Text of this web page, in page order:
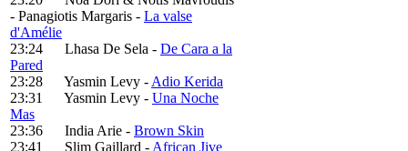
- Panagiotis Margaris - La valse
d'Amélie
23:24 Lhasa De Sela - De Cara a la
Pared
23:28 Yasmin Levy - Adio Kerida
23:31 Yasmin Levy - Una Noche
Mas
23:36 India Arie - Brown Skin
23:41 Slim Gaillard - African Jive